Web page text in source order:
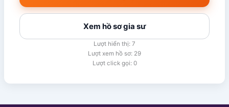
Xem hồ sơ gia sư
Lượt hiển thị: 7
Lượt xem hồ sơ: 29
Lượt click gọi: 0